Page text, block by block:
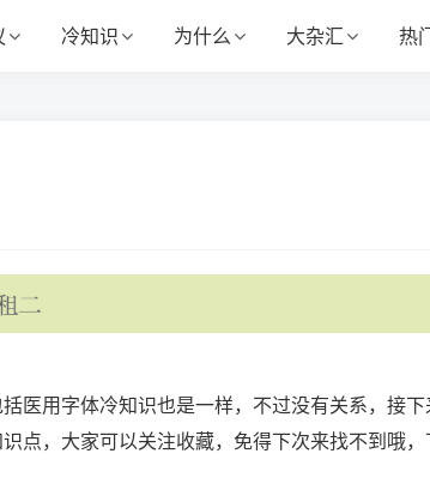
冷知识 为什么 大杂汇 热
医用字体冷知识也是一样，不过没有关系，接
点，大家可以关注收藏，免得下次来找不到哦，